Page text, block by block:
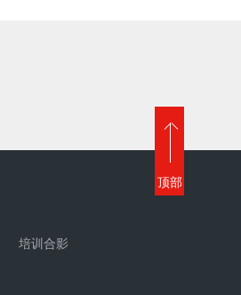
顶部
培训合影